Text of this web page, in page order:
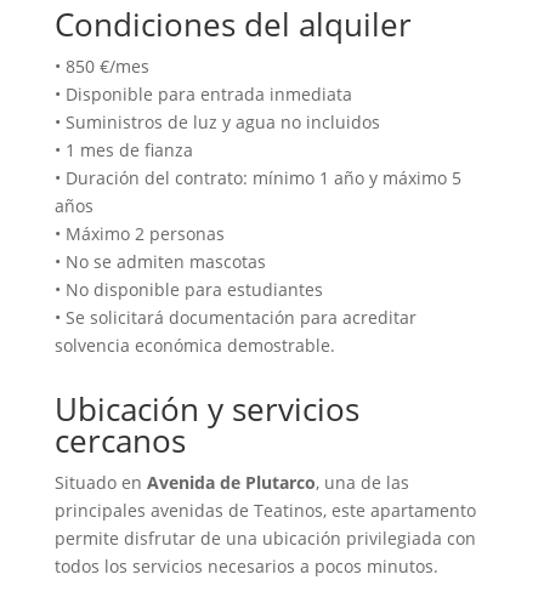
Condiciones del alquiler
• 850 €/mes
• Disponible para entrada inmediata
• Suministros de luz y agua no incluidos
• 1 mes de fianza
• Duración del contrato: mínimo 1 año y máximo 5
años
• Máximo 2 personas
• No se admiten mascotas
• No disponible para estudiantes
• Se solicitará documentación para acreditar
solvencia económica demostrable.
Ubicación y servicios
cercanos
Situado en Avenida de Plutarco, una de las
principales avenidas de Teatinos, este apartamento
permite disfrutar de una ubicación privilegiada con
todos los servicios necesarios a pocos minutos.